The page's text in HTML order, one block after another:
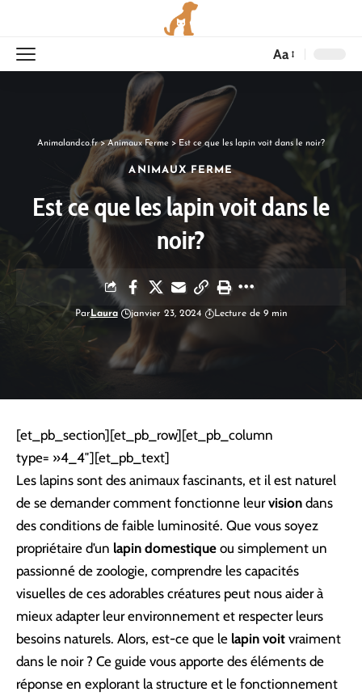
Aa
Animalandco.fr>Animaux Ferme > Est ce que les lapin voit dans le noir?
ANIMAUX FERME
Est ce que les lapin voit dans le
noir?
ParLaura janvier 23, 2024 Lecture de 9 min
[et_pb_section][et_pb_row][et_pb_column
type= »4_4″][et_pb_text]
Les lapins sont des animaux fascinants, et il est naturel
de se demander comment fonctionne leurvision dans
des conditions de faible luminosité. Que vous soyez
propriétaire d’un lapin domestique ou simplement un
passionné de zoologie, comprendre les capacités
visuelles de ces adorables créatures peut nous aider à
mieux adapter leur environnement et respecter leurs
besoins naturels. Alors, est-ce que le lapin voit vraiment
dans le noir ? Ce guide vous apporte des éléments de
réponse en explorant la structure et le fonctionnement